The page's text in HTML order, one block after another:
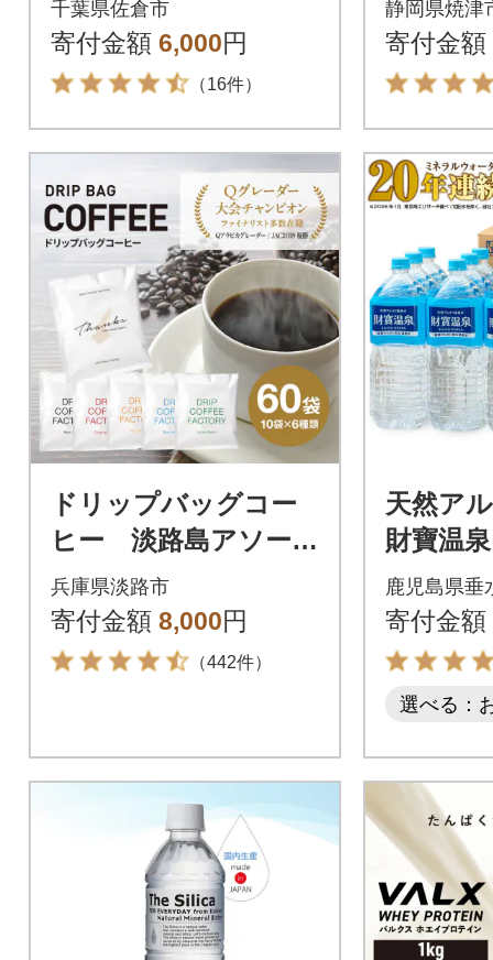
千葉県佐倉市
寄付金額 6,000円
（16件）
静岡県焼津
寄付金額
ドリップバッグコー
ヒー 淡路島アソート
セット 6種 60袋
飲み比べ ドリップ
バッグ at14609
兵庫県淡路市
寄付金額 8,000円
（442件）
天然ア
財寶温
市)
鹿児島県垂
寄付金額
選べる：